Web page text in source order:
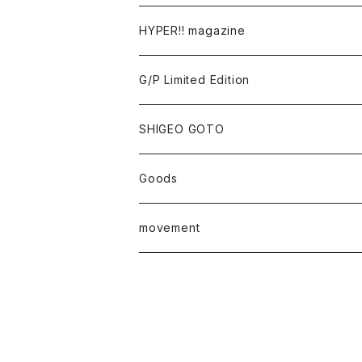
Tomoo Gokita
Yutaka Hashimura
Mayumi Hosokura
Keiji Ito
junaida
TOKYO FRONTLINE PHOTO AWARD
HYPER!! magazine
G/P Limited Edition
SHIGEO GOTO
Goods
T-shirt
movement